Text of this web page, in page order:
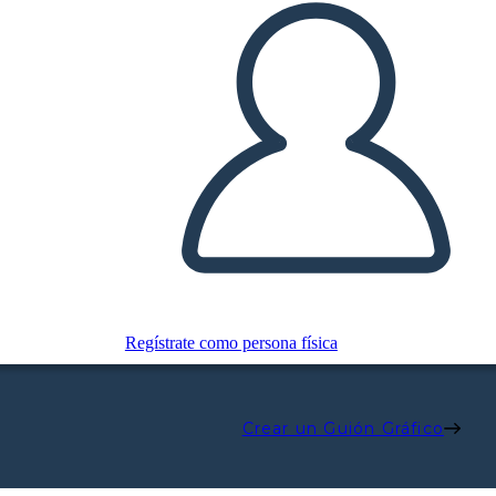
Regístrate como persona física
Crear un Guión Gráfico